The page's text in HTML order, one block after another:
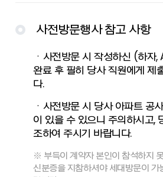
사전방문행사 참고 사항
ㆍ사전방문 시 작성하신 (하자
완료 후 필히 당사 직원에게 제
다.
ㆍ사전방문 시 당사 아파트 공
이 있을 수 있으니 주의하시고,
조하여 주시기 바랍니다.
※ 부득이 계약자 본인이 참석하지
신분증을 지참하셔야 세대방문이 가